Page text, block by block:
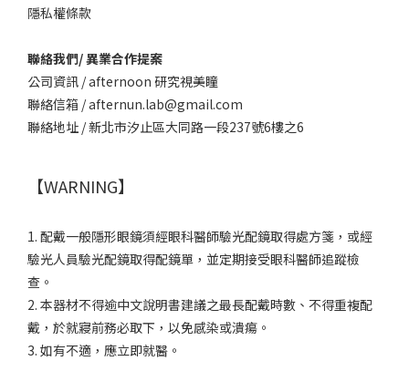
隱私權條款
聯絡我們/ 異業合作提案
公司資訊 / afternoon 研究視美瞳
聯絡信箱 / afternun.lab@gmail.com
聯絡地址 / 新北市汐止區大同路一段237號6樓之6
【WARNING】
1. 配戴一般隱形眼鏡須經眼科醫師驗光配鏡取得處方箋，或經
驗光人員驗光配鏡取得配鏡單，並定期接受眼科醫師追蹤檢
查。
2. 本器材不得逾中文說明書建議之最長配戴時數、不得重複配
戴，於就寢前務必取下，以免感染或潰瘍。
3. 如有不適，應立即就醫。